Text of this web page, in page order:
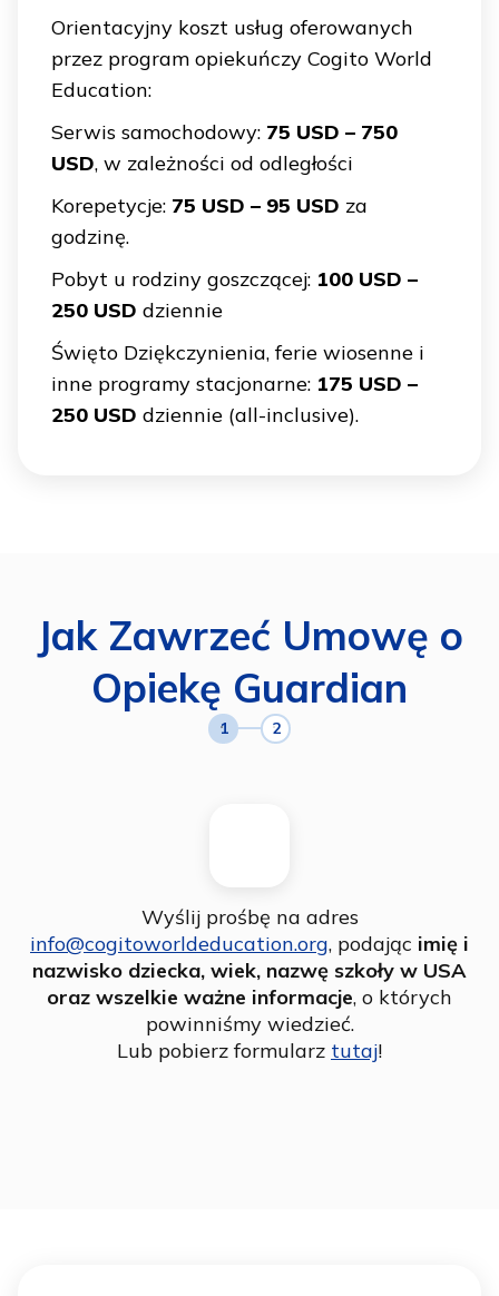
Orientacyjny koszt usług oferowanych
przez program opiekuńczy Cogito World
Education:
Serwis samochodowy: 75 USD – 750
USD, w zależności od odległości
Korepetycje: 75 USD – 95 USD za
godzinę.
Pobyt u rodziny goszczącej: 100 USD –
250 USD dziennie
Święto Dziękczynienia, ferie wiosenne i
inne programy stacjonarne: 175 USD –
250 USD dziennie (all-inclusive).
Jak Zawrzeć Umowę o
Opiekę Guardian
Wyślij prośbę na adres
info@cogitoworldeducation.org, podając imię i
nazwisko dziecka, wiek, nazwę szkoły w USA
oraz wszelkie ważne informacje, o których
powinniśmy wiedzieć.
Lub pobierz formularz tutaj!
1 2